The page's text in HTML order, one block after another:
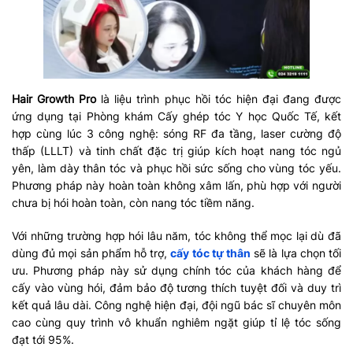
Hair Growth Pro là liệu trình phục hồi tóc hiện đại đang được
ứng dụng tại Phòng khám Cấy ghép tóc Y học Quốc Tế, kết
hợp cùng lúc 3 công nghệ: sóng RF đa tầng, laser cường độ
thấp (LLLT) và tinh chất đặc trị giúp kích hoạt nang tóc ngủ
yên, làm dày thân tóc và phục hồi sức sống cho vùng tóc yếu.
Phương pháp này hoàn toàn không xâm lấn, phù hợp với người
chưa bị hói hoàn toàn, còn nang tóc tiềm năng.
Với những trường hợp hói lâu năm, tóc không thể mọc lại dù đã
dùng đủ mọi sản phẩm hỗ trợ,cấy tóc tự thân sẽ là lựa chọn tối
ưu. Phương pháp này sử dụng chính tóc của khách hàng để
cấy vào vùng hói, đảm bảo độ tương thích tuyệt đối và duy trì
kết quả lâu dài. Công nghệ hiện đại, đội ngũ bác sĩ chuyên môn
cao cùng quy trình vô khuẩn nghiêm ngặt giúp tỉ lệ tóc sống
đạt tới 95%.